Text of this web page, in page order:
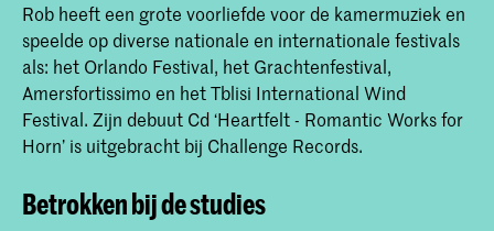
Rob heeft een grote voorliefde voor de kamermuziek en
speelde op diverse nationale en internationale festivals
als: het Orlando Festival, het Grachtenfestival,
Amersfortissimo en het Tblisi International Wind
Festival. Zijn debuut Cd ‘Heartfelt - Romantic Works for
Horn’ is uitgebracht bij Challenge Records.
Betrokken bij de studies